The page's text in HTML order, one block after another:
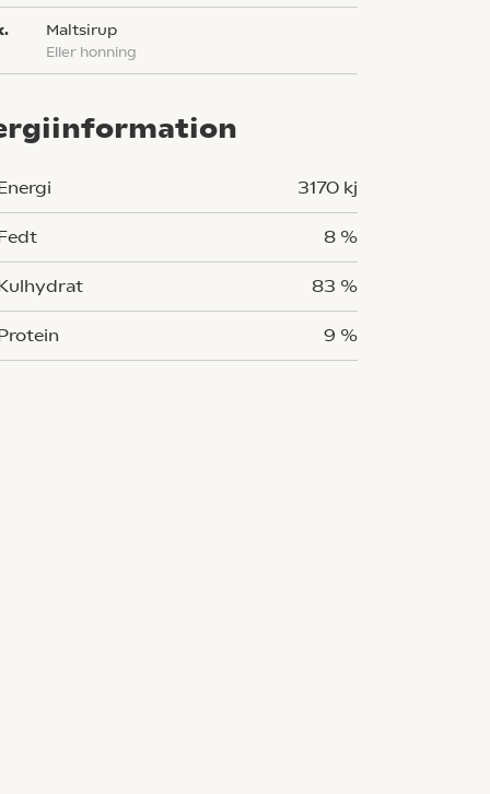
maltsirup
eller honning
3170 kj
8 %
83 %
9 %